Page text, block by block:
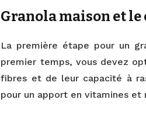
Granola maison et
La première étape pour un
premier temps, vous devez
fibres et de leur capacité à
pour un apport en vitamines et